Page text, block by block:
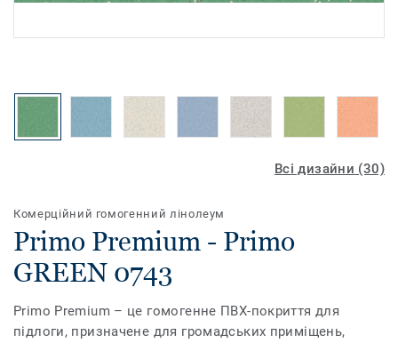
Всі дизайни (30)
Комерційний гомогенний лінолеум
Primo Premium - Primo
GREEN 0743
Primo Premium – це гомогенне ПВХ-покриття для
підлоги, призначене для громадських приміщень,